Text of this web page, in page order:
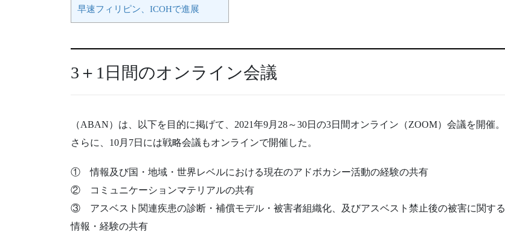
早速フィリピン、ICOHで進展
3＋1日間のオンライン会議
（ABAN）は、以下を目的に掲げて、2021年9月28～30日の3日間オンライン（ZOOM）会議を開催。
さらに、10月7日には戦略会議もオンラインで開催した。
① 情報及び国・地域・世界レベルにおける現在のアドボカシー活動の経験の共有
② コミュニケーションマテリアルの共有
③ アスベスト関連疾患の診断・補償モデル・被害者組織化、及びアスベスト禁止後の被害に関する
情報・経験の共有